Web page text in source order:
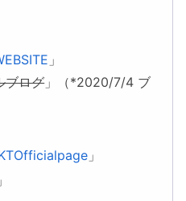
」
ブログ」（*2020/7/4 ブ
」
」